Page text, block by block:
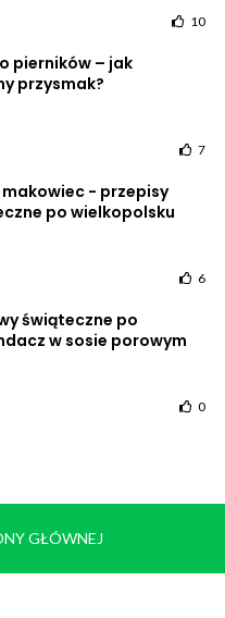
10
pierników – jak
przysmak?
7
- przepisy
po wielkopolsku
6
świąteczne po
w sosie porowym
0
GŁÓWNEJ